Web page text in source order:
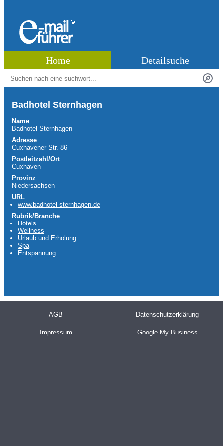
Home Detailsuche
Badhotel Sternhagen
Name
Badhotel Sternhagen
Adresse
Cuxhavener Str. 86
Postleitzahl/Ort
Cuxhaven
Provinz
Niedersachsen
URL
www.badhotel-sternhagen.de
Rubrik/Branche
Hotels
Wellness
Urlaub und Erholung
Spa
Entspannung
AGB Datenschutzerklärung
Impressum Google My Business